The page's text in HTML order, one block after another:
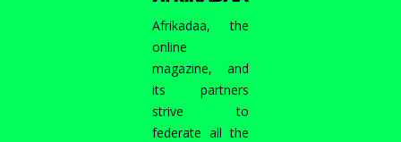
Afrikadaa, the
online
magazine, and
its partners
strive to
federate all the